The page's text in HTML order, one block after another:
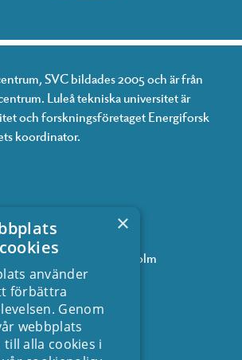
SVC bildades 2005 och är från
Luleå tekniska universitet är
och forskningsföretaget Energiforsk
koordinator.
gata 11, 101 53 Stockholm
×
använder
förbättra
Genom
webbplats
alla cookies i